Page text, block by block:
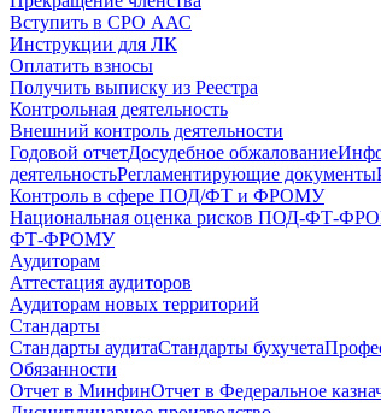
Вступить в СРО ААС
Инструкции для ЛК
Оплатить взносы
Получить выписку из Реестра
Контрольная деятельность
Внешний контроль деятельности
Годовой отчетДосудебное обжалование
деятельностьРегламентирующие документы
Контроль в сфере ПОД/ФТ и ФРОМУ
Национальная оценка рисков ПОД-ФТ-
ФТ-ФРОМУ
Аудиторам
Аттестация аудиторов
Аудиторам новых территорий
Стандарты
Стандарты аудитаСтандарты бухучета
Обязанности
Отчет в МинфинОтчет в Федеральное